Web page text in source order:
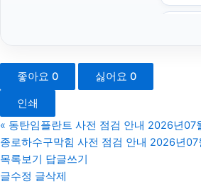
좋아요 0 싫어요 0
인쇄
« 동탄임플란트 사전 점검 안내 2026년07
종로하수구막힘 사전 점검 안내 2026년
목록보기
답글쓰기
글수정 글삭제